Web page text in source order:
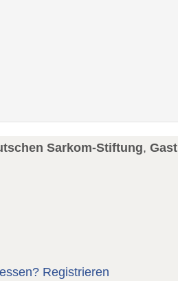
Sarkom-Stiftung, Gast
Registrieren